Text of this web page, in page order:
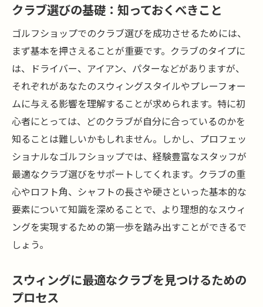
クラブ選びの基礎：知っておくべきこと
ゴルフショップでのクラブ選びを成功させるためには、
まず基本を押さえることが重要です。クラブのタイプに
は、ドライバー、アイアン、パターなどがありますが、
それぞれがあなたのスウィングスタイルやプレーフォー
ムに与える影響を理解することが求められます。特に初
心者にとっては、どのクラブが自分に合っているのかを
知ることは難しいかもしれません。しかし、プロフェッ
ショナルなゴルフショップでは、経験豊富なスタッフが
最適なクラブ選びをサポートしてくれます。クラブの重
心やロフト角、シャフトの長さや硬さといった基本的な
要素について知識を深めることで、より理想的なスウィ
ングを実現するための第一歩を踏み出すことができるで
しょう。
スウィングに最適なクラブを見つけるための
プロセス